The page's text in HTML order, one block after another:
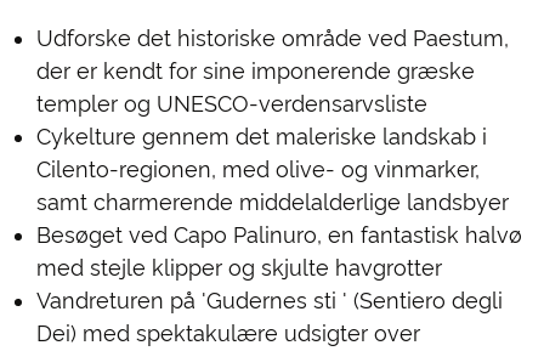
Udforske det historiske område ved Paestum,
der er kendt for sine imponerende græske
templer og UNESCO-verdensarvsliste
Cykelture gennem det maleriske landskab i
Cilento-regionen, med olive- og vinmarker,
samt charmerende middelalderlige landsbyer
Besøget ved Capo Palinuro, en fantastisk halvø
med stejle klipper og skjulte havgrotter
Vandreturen på 'Gudernes sti ' (Sentiero degli
Dei) med spektakulære udsigter over